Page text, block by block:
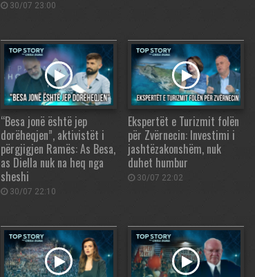
30/07 23:00
“Besa jonë është jep
dorëheqjen”, aktivistët i
përgjigjen Ramës: As Besa,
as Diella nuk na heq nga
sheshi
30/07 22:10
Ekspertët e Turizmit folën
për Zvërnecin: Investimi i
jashtëzakonshëm, nuk
duhet humbur
30/07 22:02